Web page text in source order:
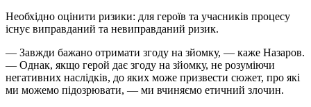
Необхідно оцінити ризики: для героїв та учасників процесу
існує виправданий та невиправданий ризик.
— Завжди бажано отримати згоду на зйомку, — каже Назаров.
— Однак, якщо герой дає згоду на зйомку, не розуміючи
негативних наслідків, до яких може призвести сюжет, про які
ми можемо підозрювати, — ми вчиняємо етичний злочин.